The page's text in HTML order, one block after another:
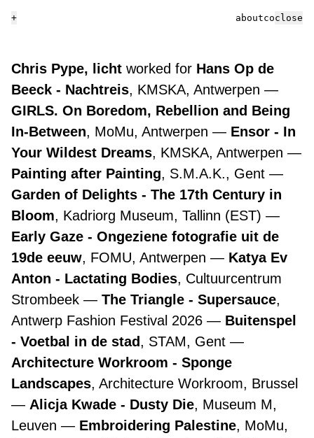
+ aboutcontact
Chris Pype, licht worked for Hans Op de
Beeck - Nachtreis, KMSKA, Antwerpen
GIRLS. On Boredom, Rebellion and Being
In-Between, MoMu, Antwerpen
Ensor - In
Your Wildest Dreams, KMSKA, Antwerpen
Painting after Painting, S.M.A.K., Gent
Garden of Delights - The 17th Century in
Bloom, Kadriorg Museum, Tallinn (EST)
Early Gaze - Ongeziene fotografie uit de
19de eeuw, FOMU, Antwerpen
Katya Ev
Anton - Lactating Bodies, Cultuurcentrum
Strombeek
The Triangle - Supersauce,
Antwerp Fashion Festival 2026
Buitenspel
- Voetbal in de stad, STAM, Gent
Architecture Workroom - Sponge
Landscapes, Architecture Workroom, Brussel
Alicja Kwade - Dusty Die, Museum M,
Leuven
Embroidering Palestine, MoMu,
close